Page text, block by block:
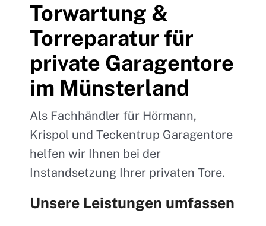
Torwartung &
Torreparatur für
private Garagentore
im Münsterland
Als Fachhändler für Hörmann,
Krispol und Teckentrup Garagentore
helfen wir Ihnen bei der
Instandsetzung Ihrer privaten Tore.
Unsere Leistungen umfassen